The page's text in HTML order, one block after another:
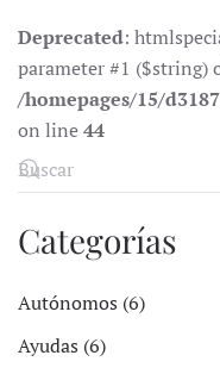
Deprecated:
parameter #1 ($string)
/homepages/15/
on line44
Categorías
Autónomos (6)
Ayudas (6)